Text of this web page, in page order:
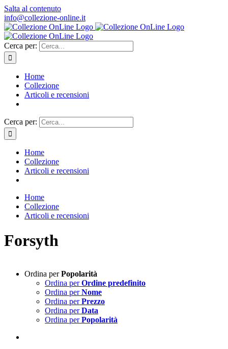
Salta al contenuto
info@collezione-online.it
Cerca per:
Home
Collezione
Articoli e recensioni
Cerca per:
Home
Collezione
Articoli e recensioni
Home
Collezione
Articoli e recensioni
Forsyth
Ordina perPopolarità
Ordina perOrdine predefinito
Ordina perNome
Ordina perPrezzo
Ordina perData
Ordina perPopolarità